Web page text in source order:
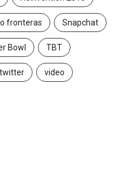
fronteras Snapchat
Bowl TBT
twitter video